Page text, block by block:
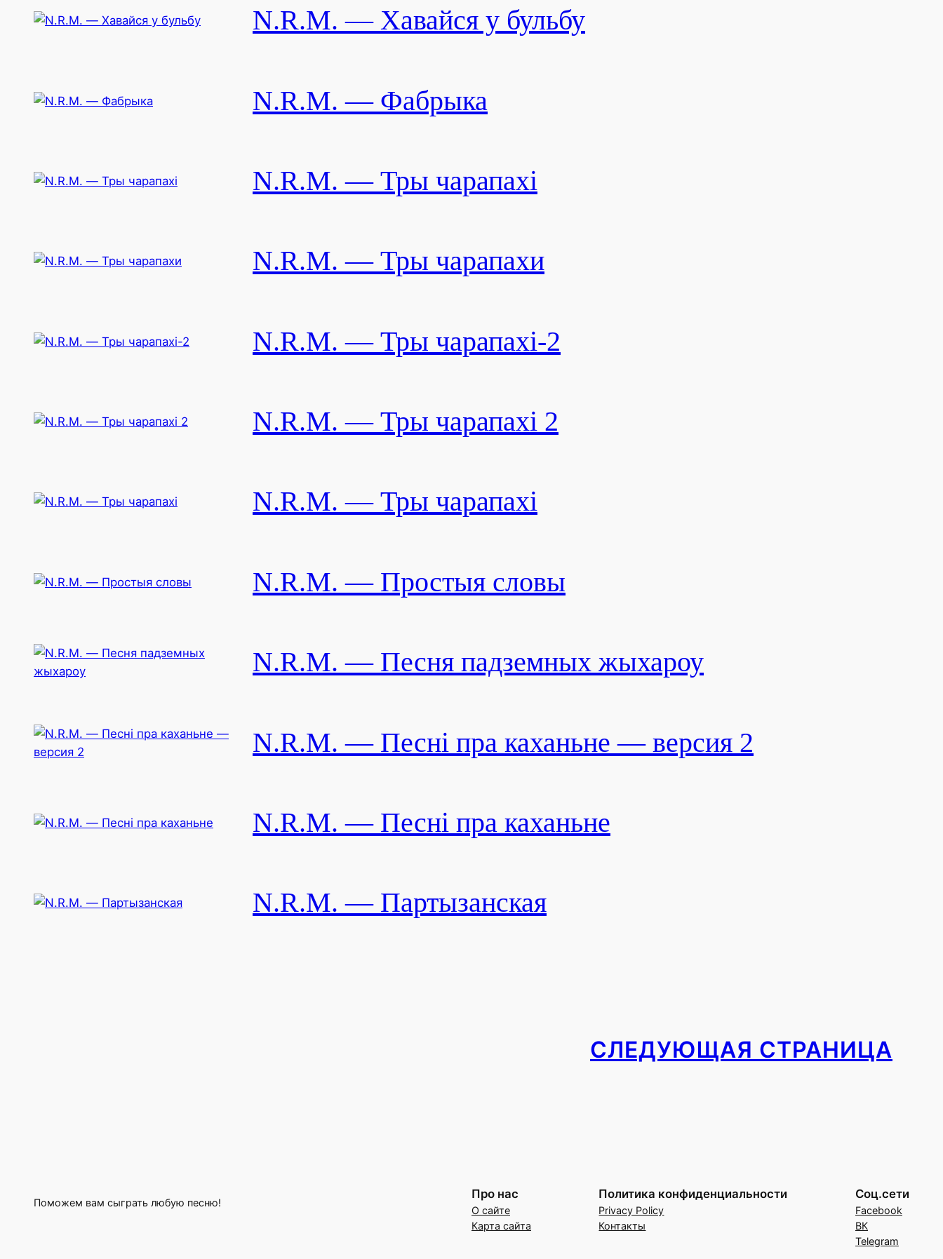
N.R.M. — Хавайся у бульбу
N.R.M. — Фабрыка
N.R.M. — Тры чарапахі
N.R.M. — Тры чарапахи
N.R.M. — Тры чарапахi-2
N.R.M. — Тры чарапахi 2
N.R.M. — Тры чарапахi
N.R.M. — Простыя словы
N.R.M. — Песня падземных жыхароу
N.R.M. — Песнi пра каханьне — версия 2
N.R.M. — Песнi пра каханьне
N.R.M. — Партызанская
СЛЕДУЮЩАЯ СТРАНИЦА
Поможем вам сыграть любую песню!
Про нас
О сайте
Карта сайта
Политика конфиденциальности
Privacy Policy
Контакты
Соц.сети
Facebook
ВК
Telegram